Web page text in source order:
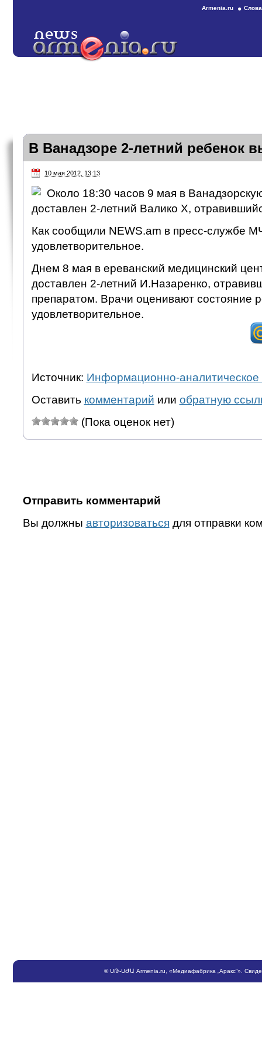
Armenia.ru
В Ванадзоре 2-летний ребенок
10 мая 2012, 13:13
Около 18:30 часов 9 мая в
доставлен 2-летний Валико Х,
Как сообщили NEWS.am в пресс-службе
удовлетворительное.
Днем 8 мая в ереванский медицинский
доставлен 2-летний И.Назаренко,
препаратом. Врачи оценивают состояние
удовлетворительное.
Источник: Информационно-аналитическое
Оставить комментарий или обратную
(Пока оценок нет)
Отправить комментарий
Вы должны авторизоваться для отправки
©ՍԹ-ՍԺԱ Armenia.ru , «Медиафабрика „Аракс“».